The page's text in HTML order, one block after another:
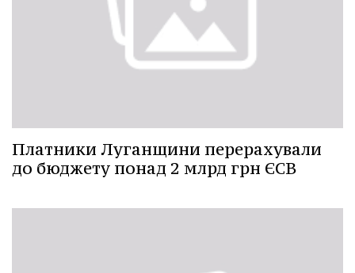
Платники Луганщини перерахували
до бюджету понад 2 млрд грн ЄСВ